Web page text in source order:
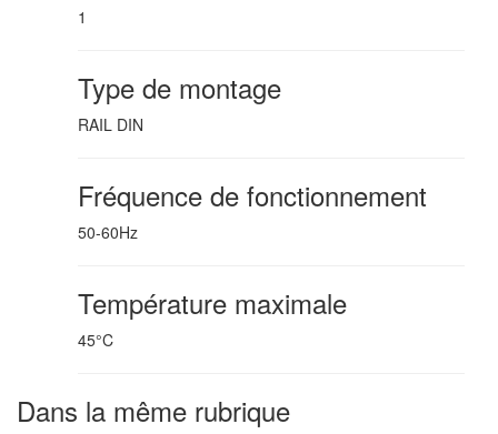
1
Type de montage
RAIL DIN
Fréquence de fonctionnement
50-60Hz
Température maximale
45°C
Dans la même rubrique